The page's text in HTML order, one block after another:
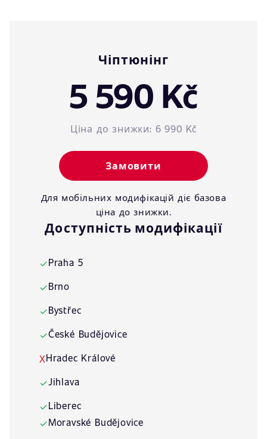
Чіптюнінг
5 590 Kč
Ціна до знижки: 6 990 Kč
Замовити
Для мобільних модифікацій діє базова
ціна до знижки.
Доступність модифікації
✓Praha 5
✓Brno
✓Bystřec
✓České Budějovice
XHradec Králové
✓Jihlava
✓Liberec
✓Moravské Budějovice